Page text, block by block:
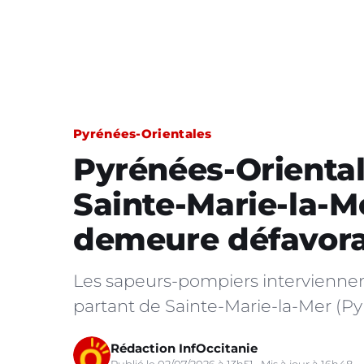
Pyrénées-Orientales
Pyrénées-
Sainte-Marie-la-
demeure
Les sapeurs-pompiers
partant de Sainte-Marie-la-Mer
Rédaction InfOccitanie